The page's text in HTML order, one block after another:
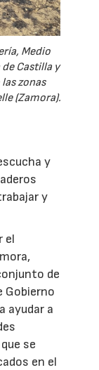
Medio
Castilla y
zonas
(Zamora).
y
y
el
de
Gobierno
ayudar a
se
en el